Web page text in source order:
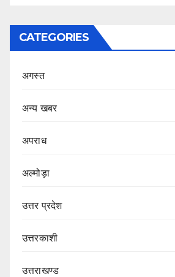
CATEGORIES
अगस्त
अन्य खबर
अपराध
अल्मोड़ा
उत्तर प्रदेश
उत्तरकाशी
उत्तराखण्ड